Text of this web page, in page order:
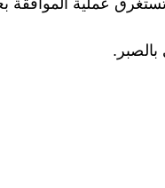
عملية الموافقة